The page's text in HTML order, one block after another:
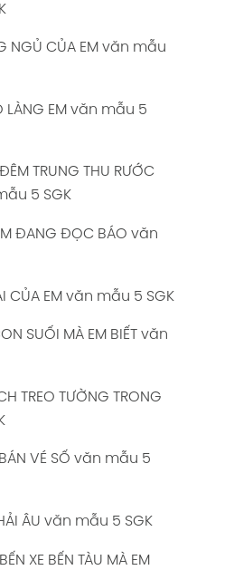
NGỦ CỦA EM văn mẫu
LÀNG EM văn mẫu 5
TRUNG THU RƯỚC
5 SGK
ĐANG ĐỌC BÁO văn
CỦA EM văn mẫu 5 SGK
SUỐI MÀ EM BIẾT văn
TREO TƯỜNG TRONG
VÉ SỐ văn mẫu 5
ÂU văn mẫu 5 SGK
XE BẾN TÀU MÀ EM